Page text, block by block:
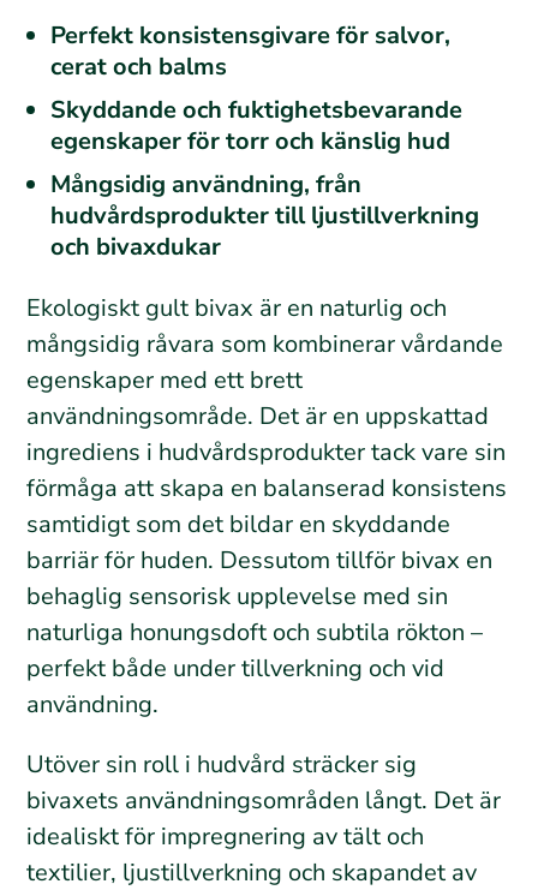
Perfekt konsistensgivare för salvor,
cerat och balms
Skyddande och fuktighetsbevarande
egenskaper för torr och känslig hud
Mångsidig användning, från
hudvårdsprodukter till ljustillverkning
och bivaxdukar
Ekologiskt gult bivax är en naturlig och
mångsidig råvara som kombinerar vårdande
egenskaper med ett brett
användningsområde. Det är en uppskattad
ingrediens i hudvårdsprodukter tack vare sin
förmåga att skapa en balanserad konsistens
samtidigt som det bildar en skyddande
barriär för huden. Dessutom tillför bivax en
behaglig sensorisk upplevelse med sin
naturliga honungsdoft och subtila rökton –
perfekt både under tillverkning och vid
användning.
Utöver sin roll i hudvård sträcker sig
bivaxets användningsområden långt. Det är
idealiskt för impregnering av tält och
textilier, ljustillverkning och skapandet av